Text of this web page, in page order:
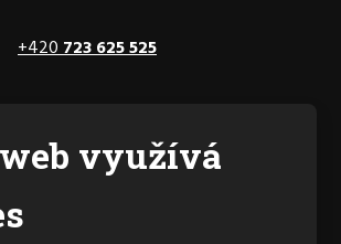
+420723 625 525
využívá